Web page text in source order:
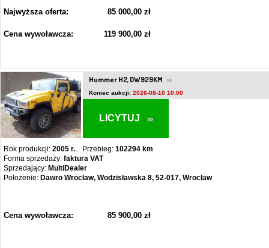
Najwyższa oferta: 85 000,00 zł
Cena wywoławcza: 119 900,00 zł
Hummer H2, DW929KM
Koniec aukcji:2026-08-10 10:00
LICYTUJ
Rok produkcji:2005 r., Przebieg:102294 km
Forma sprzedaży:faktura VAT
Sprzedający: MultiDealer
Położenie: Dawro Wrocław, Wodzisławska 8, 52-017, Wrocław
Cena wywoławcza: 85 900,00 zł